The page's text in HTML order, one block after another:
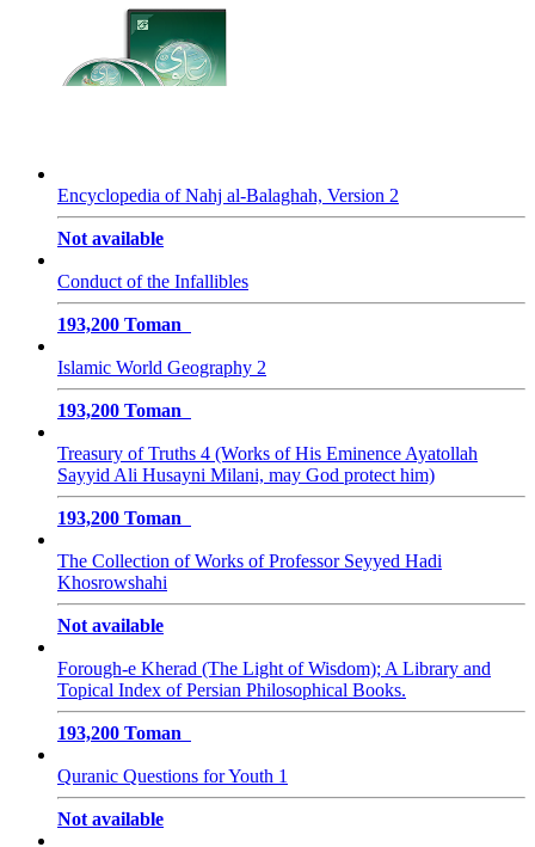
Encyclopedia of Nahj al-Balaghah, Version 2
Not available
Conduct of the Infallibles
193,200 Toman
Islamic World Geography 2
193,200 Toman
Treasury of Truths 4 (Works of His Eminence Ayatollah
Sayyid Ali Husayni Milani, may God protect him)
193,200 Toman
The Collection of Works of Professor Seyyed Hadi
Khosrowshahi
Not available
Forough-e Kherad (The Light of Wisdom); A Library and
Topical Index of Persian Philosophical Books.
193,200 Toman
Quranic Questions for Youth 1
Not available